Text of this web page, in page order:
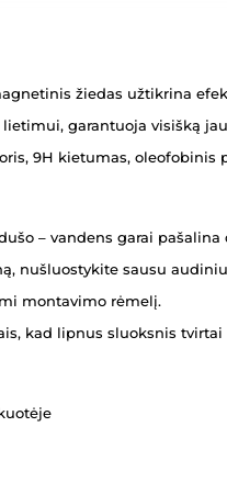
žiedas užtikrina
lietimui, garantuoja visišką
9H kietumas,
– vandens garai pašalina
nušluostykite sausu
montavimo rėmelį.
kad lipnus sluoksnis